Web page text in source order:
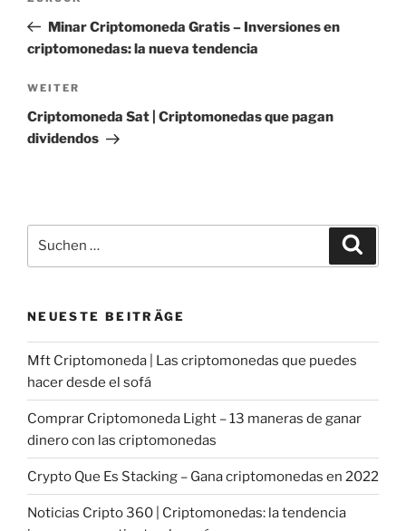
Beitrag
Minar Criptomoneda Gratis – Inversiones en
criptomonedas: la nueva tendencia
Nächster
Beitrag
WEITER
Criptomoneda Sat | Criptomonedas que pagan
dividendos
nach:
NEUESTE BEITRÄGE
Mft Criptomoneda | Las criptomonedas que puedes
hacer desde el sofá
Comprar Criptomoneda Light – 13 maneras de ganar
dinero con las criptomonedas
Crypto Que Es Stacking – Gana criptomonedas en 2022
Noticias Cripto 360 | Criptomonedas: la tendencia